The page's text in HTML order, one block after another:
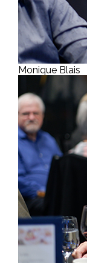
Monique Blais